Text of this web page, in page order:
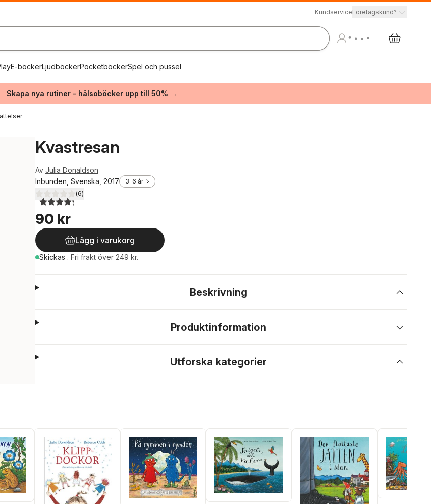
KundserviceFöretagskund?
E-böckerLjudböckerPocketböckerSpel och pussel
Skapa nya rutiner – hälsoböcker upp till 50% →
Kvastresan
Av Julia Donaldson
Inbunden, Svenska, 2017
3-6 år
4,3utav 5 stjärnor. Totalt antal röster:
(6)
90 kr
Lägg i varukorg
Skickas . Fri frakt över 249 kr.
Beskrivning
Produktinformation
Utforska kategorier